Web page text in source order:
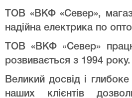
ТОВ «ВКФ «Север»,
надійна електрика по
ТОВ «ВКФ «Север»
розвивається з 1994 року.
Великий досвід і
наших клієнтів